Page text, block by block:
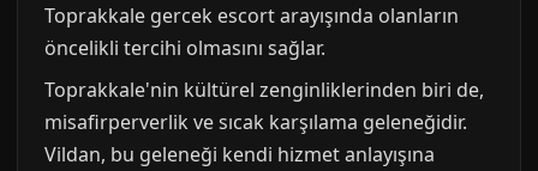
Toprakkale gercek escort arayışında olanların
öncelikli tercihi olmasını sağlar.
Toprakkale'nin kültürel zenginliklerinden biri de,
misafirperverlik ve sıcak karşılama geleneğidir.
Vildan, bu geleneği kendi hizmet anlayışına